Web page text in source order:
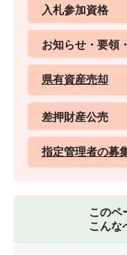
入札参加資格
お知らせ・要領
県有資産売却
差押財産公売
指定管理者の募
このペ
こんな